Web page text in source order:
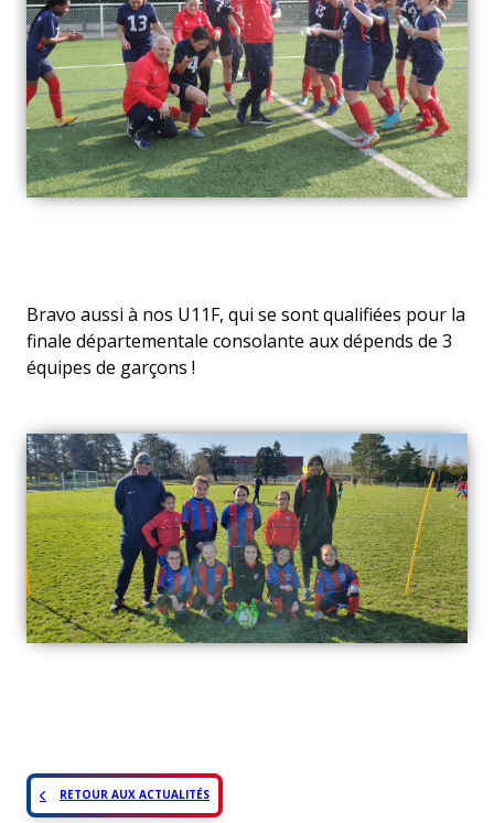
Bravo aussi à nos U11F, qui se sont qualifiées pour la
finale départementale consolante aux dépends de 3
équipes de garçons !
RETOUR AUX ACTUALITÉS